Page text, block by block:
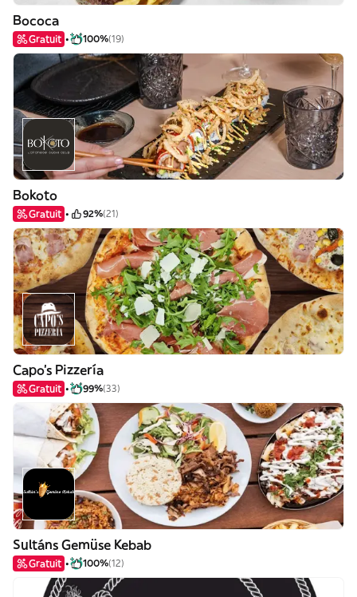
Bococa
Gratuit 100%(19)
Bokoto
Gratuit 92%(21)
Capo's Pizzería
Gratuit 99%(33)
Sultáns Gemüse Kebab
Gratuit 100%(12)